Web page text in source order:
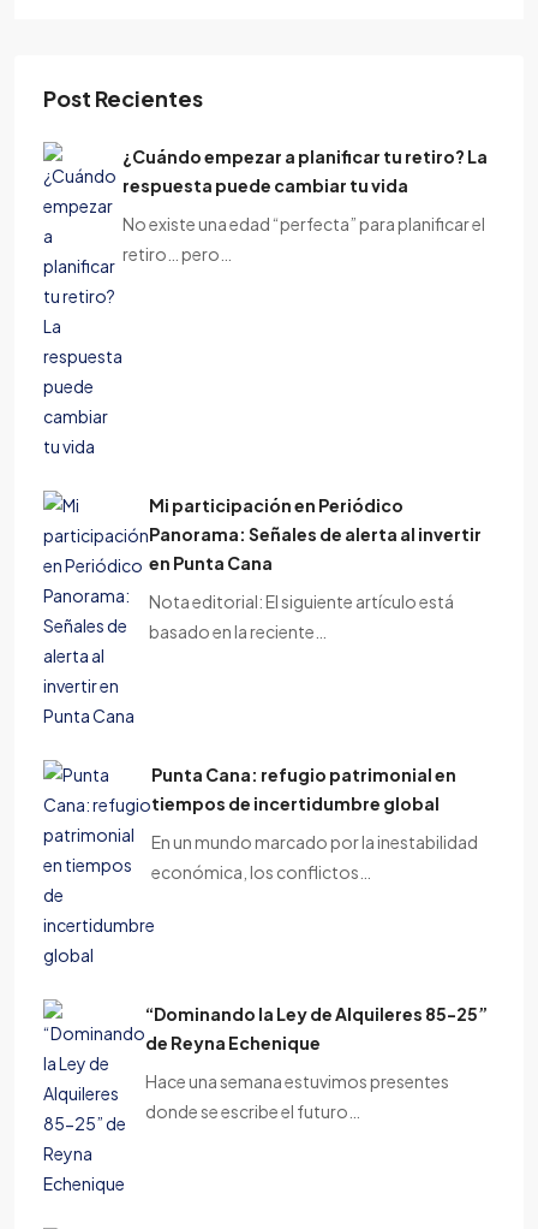
Post Recientes
¿Cuándo empezar a planificar tu retiro? La
respuesta puede cambiar tu vida
No existe una edad “perfecta” para planificar el
retiro… pero…
Mi participación en Periódico
Panorama: Señales de alerta al invertir
en Punta Cana
Nota editorial: El siguiente artículo está
basado en la reciente…
Punta Cana: refugio patrimonial en
tiempos de incertidumbre global
En un mundo marcado por la inestabilidad
económica, los conflictos…
“Dominando la Ley de Alquileres 85-25”
de Reyna Echenique
Hace una semana estuvimos presentes
donde se escribe el futuro…